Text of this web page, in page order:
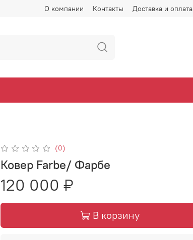
О компании Контакты Доставка и оплата
(0)
Ковер Farbe/ Фарбе
120 000 ₽
В корзину